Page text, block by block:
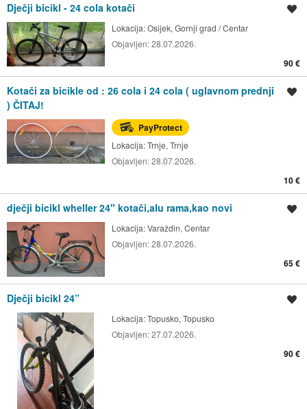
Dječji bicikl - 24 cola kotači
Lokacija:Osijek, Gornji grad / Centar
Objavljen:28.07.2026.
90 €
Kotači za bicikle od : 26 cola i 24 cola ( uglavnom prednji
) ČITAJ!
PayProtect
Lokacija:Trnje, Trnje
Objavljen:28.07.2026.
10 €
dječji bicikl wheller 24" kotači,alu rama,kao novi
Lokacija:Varaždin, Centar
Objavljen:28.07.2026.
65 €
Dječji bicikl 24”
Lokacija:Topusko, Topusko
Objavljen:27.07.2026.
90 €